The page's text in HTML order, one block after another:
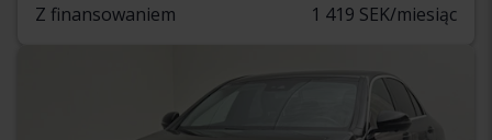
Z finansowaniem 1 419 SEK/miesiąc